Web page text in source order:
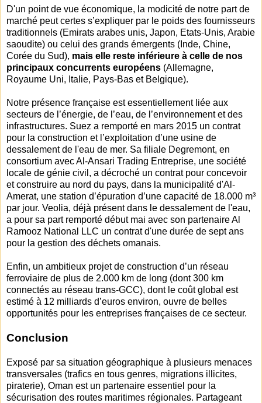
D'un point de vue économique, la modicité de notre part de
marché peut certes s’expliquer par le poids des fournisseurs
traditionnels (Emirats arabes unis, Japon, Etats-Unis, Arabie
saoudite) ou celui des grands émergents (Inde, Chine,
Corée du Sud), mais elle reste inférieure à celle de nos
principaux concurrents européens (Allemagne,
Royaume Uni, Italie, Pays-Bas et Belgique).
Notre présence française est essentiellement liée aux
secteurs de l’énergie, de l’eau, de l’environnement et des
infrastructures. Suez a remporté en mars 2015 un contrat
pour la construction et l’exploitation d’une usine de
dessalement de l'eau de mer. Sa filiale Degremont, en
consortium avec Al-Ansari Trading Entreprise, une société
locale de génie civil, a décroché un contrat pour concevoir
et construire au nord du pays, dans la municipalité d'Al-
Amerat, une station d’épuration d’une capacité de 18.000 m³
par jour. Veolia, déjà présent dans le dessalement de l'eau,
a pour sa part remporté début mai avec son partenaire Al
Ramooz National LLC un contrat d'une durée de sept ans
pour la gestion des déchets omanais.
Enfin, un ambitieux projet de construction d’un réseau
ferroviaire de plus de 2.000 km de long (dont 300 km
connectés au réseau trans-GCC), dont le coût global est
estimé à 12 milliards d’euros environ, ouvre de belles
opportunités pour les entreprises françaises de ce secteur.
Conclusion
Exposé par sa situation géographique à plusieurs menaces
transversales (trafics en tous genres, migrations illicites,
piraterie), Oman est un partenaire essentiel pour la
sécurisation des routes maritimes régionales. Partageant